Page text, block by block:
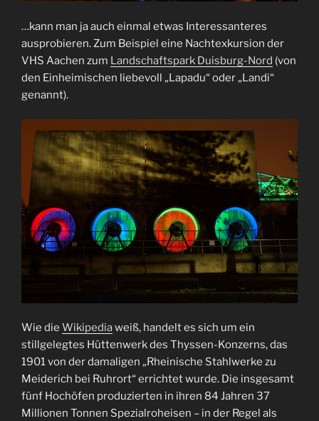
…kann man ja auch einmal etwas Interessanteres
ausprobieren. Zum Beispiel eine Nachtexkursion der
VHS Aachen zum Landschaftspark Duisburg-Nord (von
den Einheimischen liebevoll „Lapadu“ oder „Landi“
genannt).
Wie die Wikipediaweiß, handelt es sich um ein
stillgelegtes Hüttenwerk des Thyssen-Konzerns, das
1901 von der damaligen „Rheinische Stahlwerke zu
Meiderich bei Ruhrort“ errichtet wurde. Die insgesamt
fünf Hochöfen produzierten in ihren 84 Jahren 37
Millionen Tonnen Spezialroheisen – in der Regel als